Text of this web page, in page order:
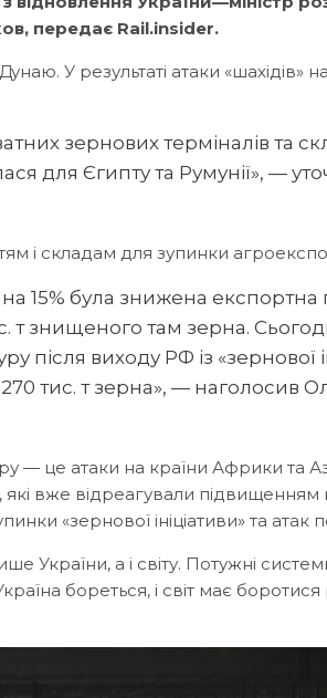
передає Rail.insider.
У результаті атаки «шахідів»
зернових терміналів та
для Єгипту та Румунії», —
і складам для зупинки
15% була знижена експортна
т знищеного там зерна.
після виходу РФ із «зернової
тис. т зерна», — наголосив
— це атаки на країни Африки та
які вже відреагували
«зернової ініціативи» та
України, а і світу. Потужні
бореться, і світ має